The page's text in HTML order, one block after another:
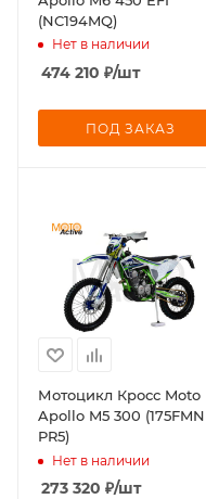
(NC194MQ)
Нет в наличии
474 210 ₽/шт
ПОД ЗАКАЗ
Мотоцикл Кросс Moto
Apollo M5 300 (175FMN
PR5)
Нет в наличии
273 320 ₽/шт